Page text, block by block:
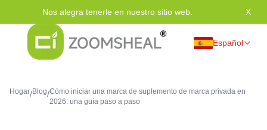
Nos alegra tenerle en nuestro sitio web. X
Español
Hogar/Blog/Cómo iniciar una marca de suplemento de marca privada en
2026: una guía paso a paso